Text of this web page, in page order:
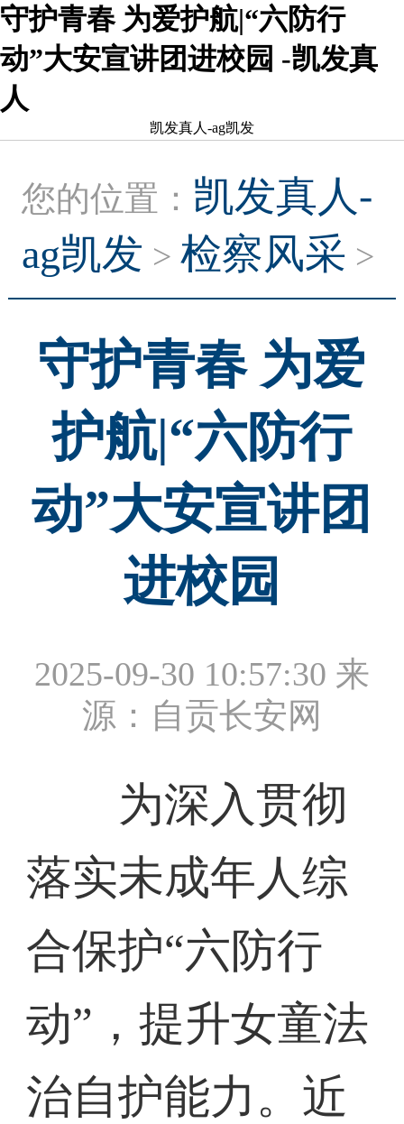
守护青春 为爱护航|“六防行
动”大安宣讲团进校园 -凯发真
人
凯发真人-ag凯发
您的位置： 凯发真人-
ag凯发 >检察风采 >
守护青春 为爱
护航|“六防行
动”大安宣讲团
进校园
2025-09-30 10:57:30 来
源：自贡长安网
为深入贯彻
落实未成年人综
合保护“六防行
动”，提升女童法
治自护能力。近